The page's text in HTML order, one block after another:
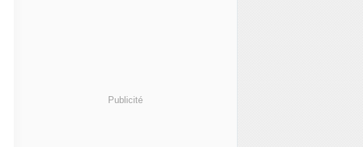
Publicité